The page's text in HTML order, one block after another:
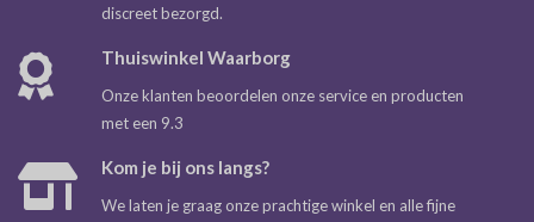
discreet bezorgd.
Thuiswinkel Waarborg
Onze klanten beoordelen onze service en producten
met een 9.3
Kom je bij ons langs?
We laten je graag onze prachtige winkel en alle fijne